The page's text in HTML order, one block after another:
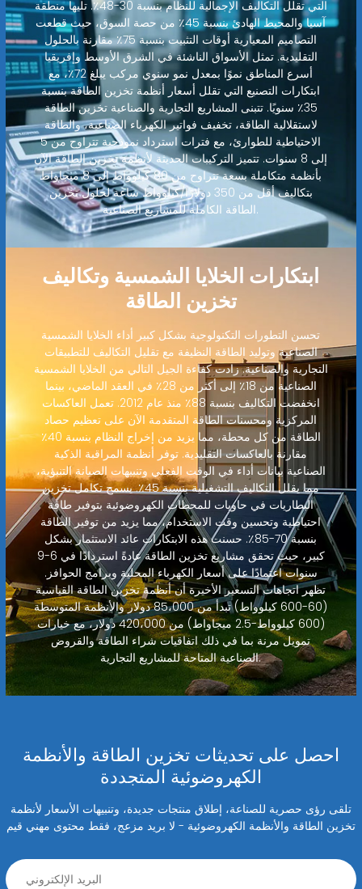
التي تقلل التكاليف الإجمالية للنظام بنسبة 30-48٪. تليها منطقة
آسيا والمحيط الهادئ بنسبة 45٪ من حصة السوق، حيث قطعت
التصاميم المعيارية أوقات التثبيت بنسبة 75٪ مقارنة بالحلول
التقليدية. تمثل الأسواق الناشئة في الشرق الأوسط وإفريقيا
أسرع المناطق نموًا بمعدل نمو سنوي مركب يبلغ 72٪، مع
ابتكارات التصنيع التي تقلل أسعار أنظمة تخزين الطاقة بنسبة
35٪ سنويًا. تتبنى المشاريع التجارية والصناعية تخزين الطاقة
لاستقلالية الطاقة، تخفيف فواتير الكهرباء الصناعية، والطاقة
الاحتياطية للطوارئ، مع فترات استرداد نموذجية تتراوح من 5
إلى 8 سنوات. تتميز التركيبات الحديثة لأنظمة تخزين الطاقة الآن
بأنظمة متكاملة بسعة تتراوح من 80 كيلوواط إلى 8 ميجاواط
بتكاليف أقل من 350 دولارًا/كيلوواط ساعة لحلول تخزين
الطاقة الكاملة للمشاريع الصناعية.
ابتكارات الخلايا الشمسية وتكاليف
تخزين الطاقة
تحسن التطورات التكنولوجية بشكل كبير أداء الخلايا الشمسية
الصناعية وتوليد الطاقة النظيفة مع تقليل التكاليف للتطبيقات
التجارية والصناعية. زادت كفاءة الجيل التالي من الخلايا الشمسية
الصناعية من 18٪ إلى أكثر من 28٪ في العقد الماضي، بينما
انخفضت التكاليف بنسبة 88٪ منذ عام 2012. تعمل العاكسات
المركزية ومحسنات الطاقة المتقدمة الآن على تعظيم حصاد
الطاقة من كل محطة، مما يزيد من إخراج النظام بنسبة 40٪
مقارنة بالعاكسات التقليدية. توفر أنظمة المراقبة الذكية
الصناعية بيانات أداء في الوقت الفعلي وتنبيهات الصيانة التنبؤية،
مما يقلل التكاليف التشغيلية بنسبة 45٪. يسمح تكامل تخزين
البطاريات في حاويات للمحطات الكهروضوئية بتوفير طاقة
احتياطية وتحسين وقت الاستخدام، مما يزيد من توفير الطاقة
بنسبة 70-85٪. حسنت هذه الابتكارات عائد الاستثمار بشكل
كبير، حيث تحقق مشاريع تخزين الطاقة عادةً استردادًا في 6-9
سنوات اعتمادًا على أسعار الكهرباء المحلية وبرامج الحوافز.
تظهر اتجاهات التسعير الأخيرة أن أنظمة تخزين الطاقة القياسية
(60-600 كيلوواط) تبدأ من 85،000 دولار والأنظمة المتوسطة
(600 كيلوواط-2.5 ميجاواط) من 420،000 دولار، مع خيارات
تمويل مرنة بما في ذلك اتفاقيات شراء الطاقة والقروض
الصناعية المتاحة للمشاريع التجارية.
احصل على تحديثات تخزين الطاقة والأنظمة
الكهروضوئية المتجددة
تلقى رؤى حصرية للصناعة، إطلاق منتجات جديدة، وتنبيهات الأسعار لأنظمة
تخزين الطاقة والأنظمة الكهروضوئية - لا بريد مزعج، فقط محتوى مهني قيم